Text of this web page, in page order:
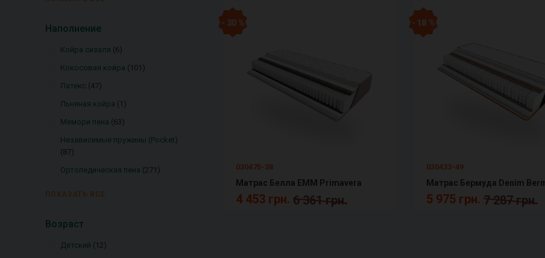
Наполнение
Койра сизаля 6
Кокосовая койра 101
Латекс 47
Льняная койра 1
Мемори пена 63
Независимые пружины (Pocket)
87
Ортопедическая пена 271
ПОКАЗАТЬ ВСЕ
Возраст
Детский 12
- 30 %
030475-38
Матрас Белла ЕММ Primavera
4 453 грн. 6 361 грн.
- 18 %
030433-49
5 975 грн. 7 287 грн.